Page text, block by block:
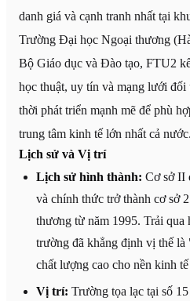
danh giá và cạnh tranh nhất tại
Trường Đại học Ngoại thương
Bộ Giáo dục và Đào tạo, FTU2
học thuật, uy tín và mạng lưới đối
thời phát triển mạnh mẽ để phù
trung tâm kinh tế lớn nhất cả nước.
Lịch sử và Vị trí
Lịch sử hình thành: Cơ sở II
và chính thức trở thành cơ sở
thương từ năm 1995. Trải qua
trường đã khẳng định vị thế
chất lượng cao cho nền kinh
Vị trí: Trường tọa lạc tại số